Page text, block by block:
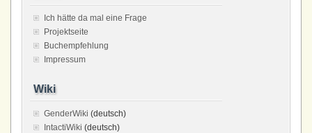
Ich hätte da mal eine Frage
Projektseite
Buchempfehlung
Impressum
Wiki
GenderWiki (deutsch)
IntactiWiki (deutsch)